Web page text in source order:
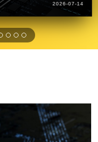
2026-07-14